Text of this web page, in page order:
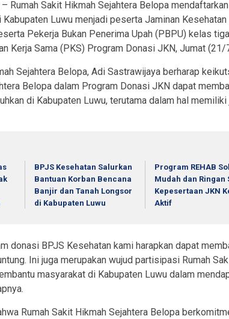
Rumah Sakit Hikmah Sejahtera Belopa
Luwu menjadi peserta Jaminan
Pekerja Bukan Penerima Upah (PBPU) kelas
Kerja Sama (PKS) Program Donasi JKN, Jumat (21/
Sejahtera Belopa, Adi Sastrawijaya berharap
Belopa dalam Program Donasi JKN dapat
di Kabupaten Luwu, terutama dalam hal memiliki
BPJS Kesehatan Salurkan
Bantuan Korban Bencana
Banjir dan Tanah Longsor
di Kabupaten Luwu
Program REHAB
Mudah dan Ringan
Kepesertaan JKN
Aktif
donasi BPJS Kesehatan kami harapkan dapat
Ini juga merupakan wujud partisipasi Rumah
masyarakat di Kabupaten Luwu dalam
Rumah Sakit Hikmah Sejahtera Belopa